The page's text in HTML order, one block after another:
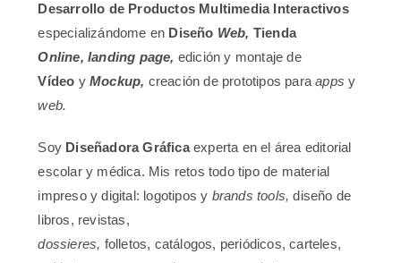
Desarrollo de Productos Multimedia Interactivos
especializándome en Diseño Web, Tienda
Online,landing page, edición y montaje de
Vídeo yMockup, creación de prototipos paraapps y
web.
Soy Diseñadora Gráficaexperta en el área editorial
escolar y médica. Mis retos todo tipo de material
impreso y digital: logotipos y brands tools, diseño de
libros, revistas,
dossieres, folletos, catálogos, periódicos, carteles,